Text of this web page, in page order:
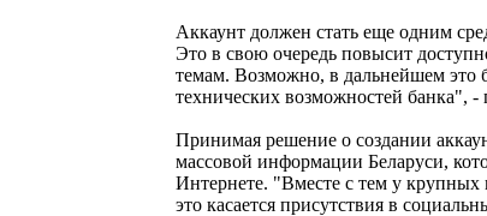
Аккаунт должен стать еще одним
Это в свою очередь повысит
темам. Возможно, в дальнейшем это
технических возможностей банка",
Принимая решение о создании
массовой информации Беларуси,
Интернете. "Вместе с тем у крупных
это касается присутствия в